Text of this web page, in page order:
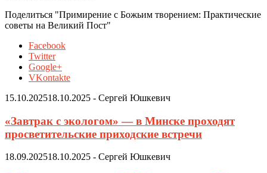
Поделиться "Примирение с Божьим творением: Практические
советы на Великий Пост"
Facebook
Twitter
Google+
VKontakte
15.10.202518.10.2025 - Сергей Юшкевич
«Завтрак с экологом» — в Минске проходят
просветительские приходские встречи
18.09.202518.10.2025 - Сергей Юшкевич